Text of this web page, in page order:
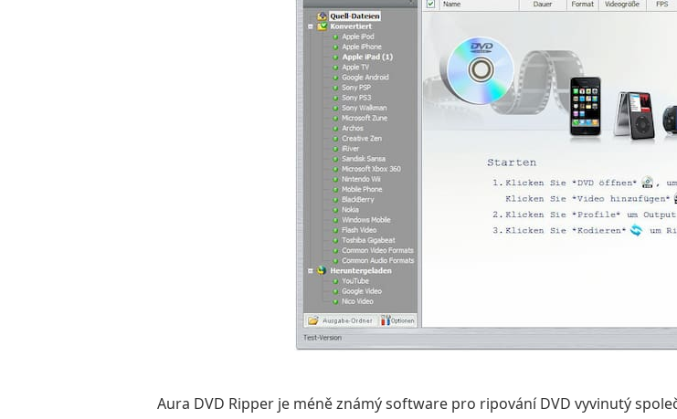
Aura DVD Ripper je méně známý software pro ripování DVD vyvinutý